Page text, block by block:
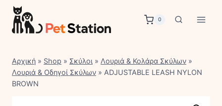
Skip
content
0
Αρχική » Shop » Σκύλοι » Λουριά & Κολάρα Σκύλων »
Λουριά & Οδηγοί Σκύλων » ADJUSTABLE LEASH NYLON
BROWN